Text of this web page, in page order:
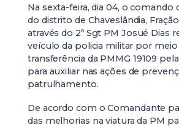
Na sexta-feira, dia 04, o comando
do distrito de Chaveslândia,
através do 2º Sgt PM Josué Dias
veículo da policia militar por meio
transferência da PMMG 19109
para auxiliar nas ações de
patrulhamento.
De acordo com o Comandante
das melhorias na viatura da PM